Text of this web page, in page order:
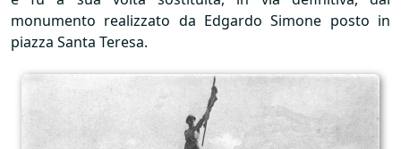
monumento realizzato da Edgardo Simone posto in
piazza Santa Teresa.